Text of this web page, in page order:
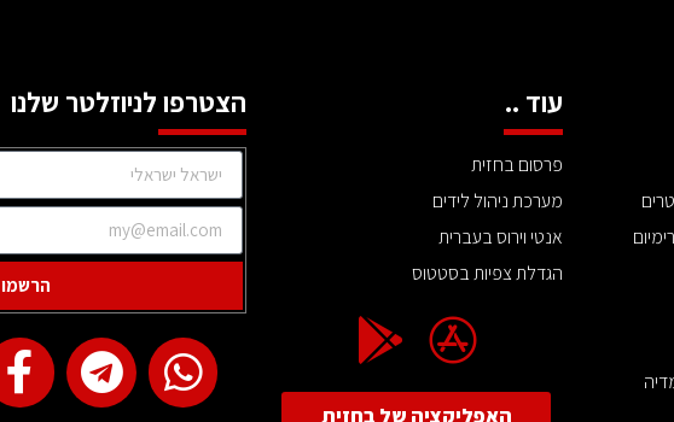
עוד ..
פרסום בחזית
מערכת ניהול לידים
אנטי וירוס בעברית
הגדלת צפיות בסטטוס
האפליקציה של בחזית
הצטרפו לניוזלטר שלנו
הרשמו